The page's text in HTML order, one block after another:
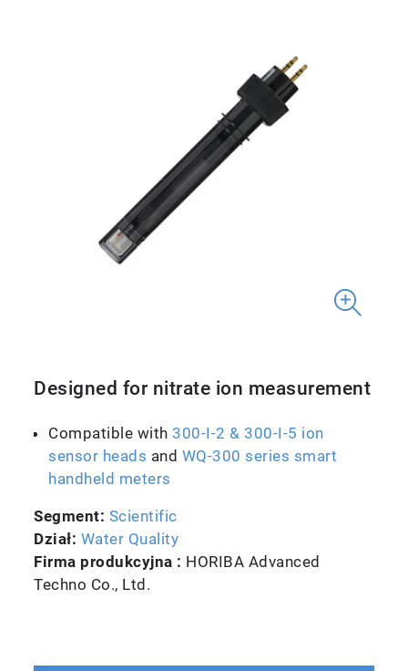
Designed for nitrate ion measurement
Compatible with 300-I-2 & 300-I-5 ion
sensor heads and WQ-300 series smart
handheld meters
Segment: Scientific
Dział: Water Quality
Firma produkcyjna : HORIBA Advanced
Techno Co., Ltd.